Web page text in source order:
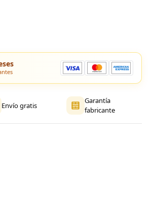
Envío gratis
Garantía
fabricante